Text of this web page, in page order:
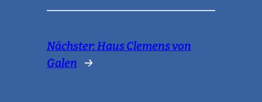
Nächster:Haus Clemens von
Galen
→